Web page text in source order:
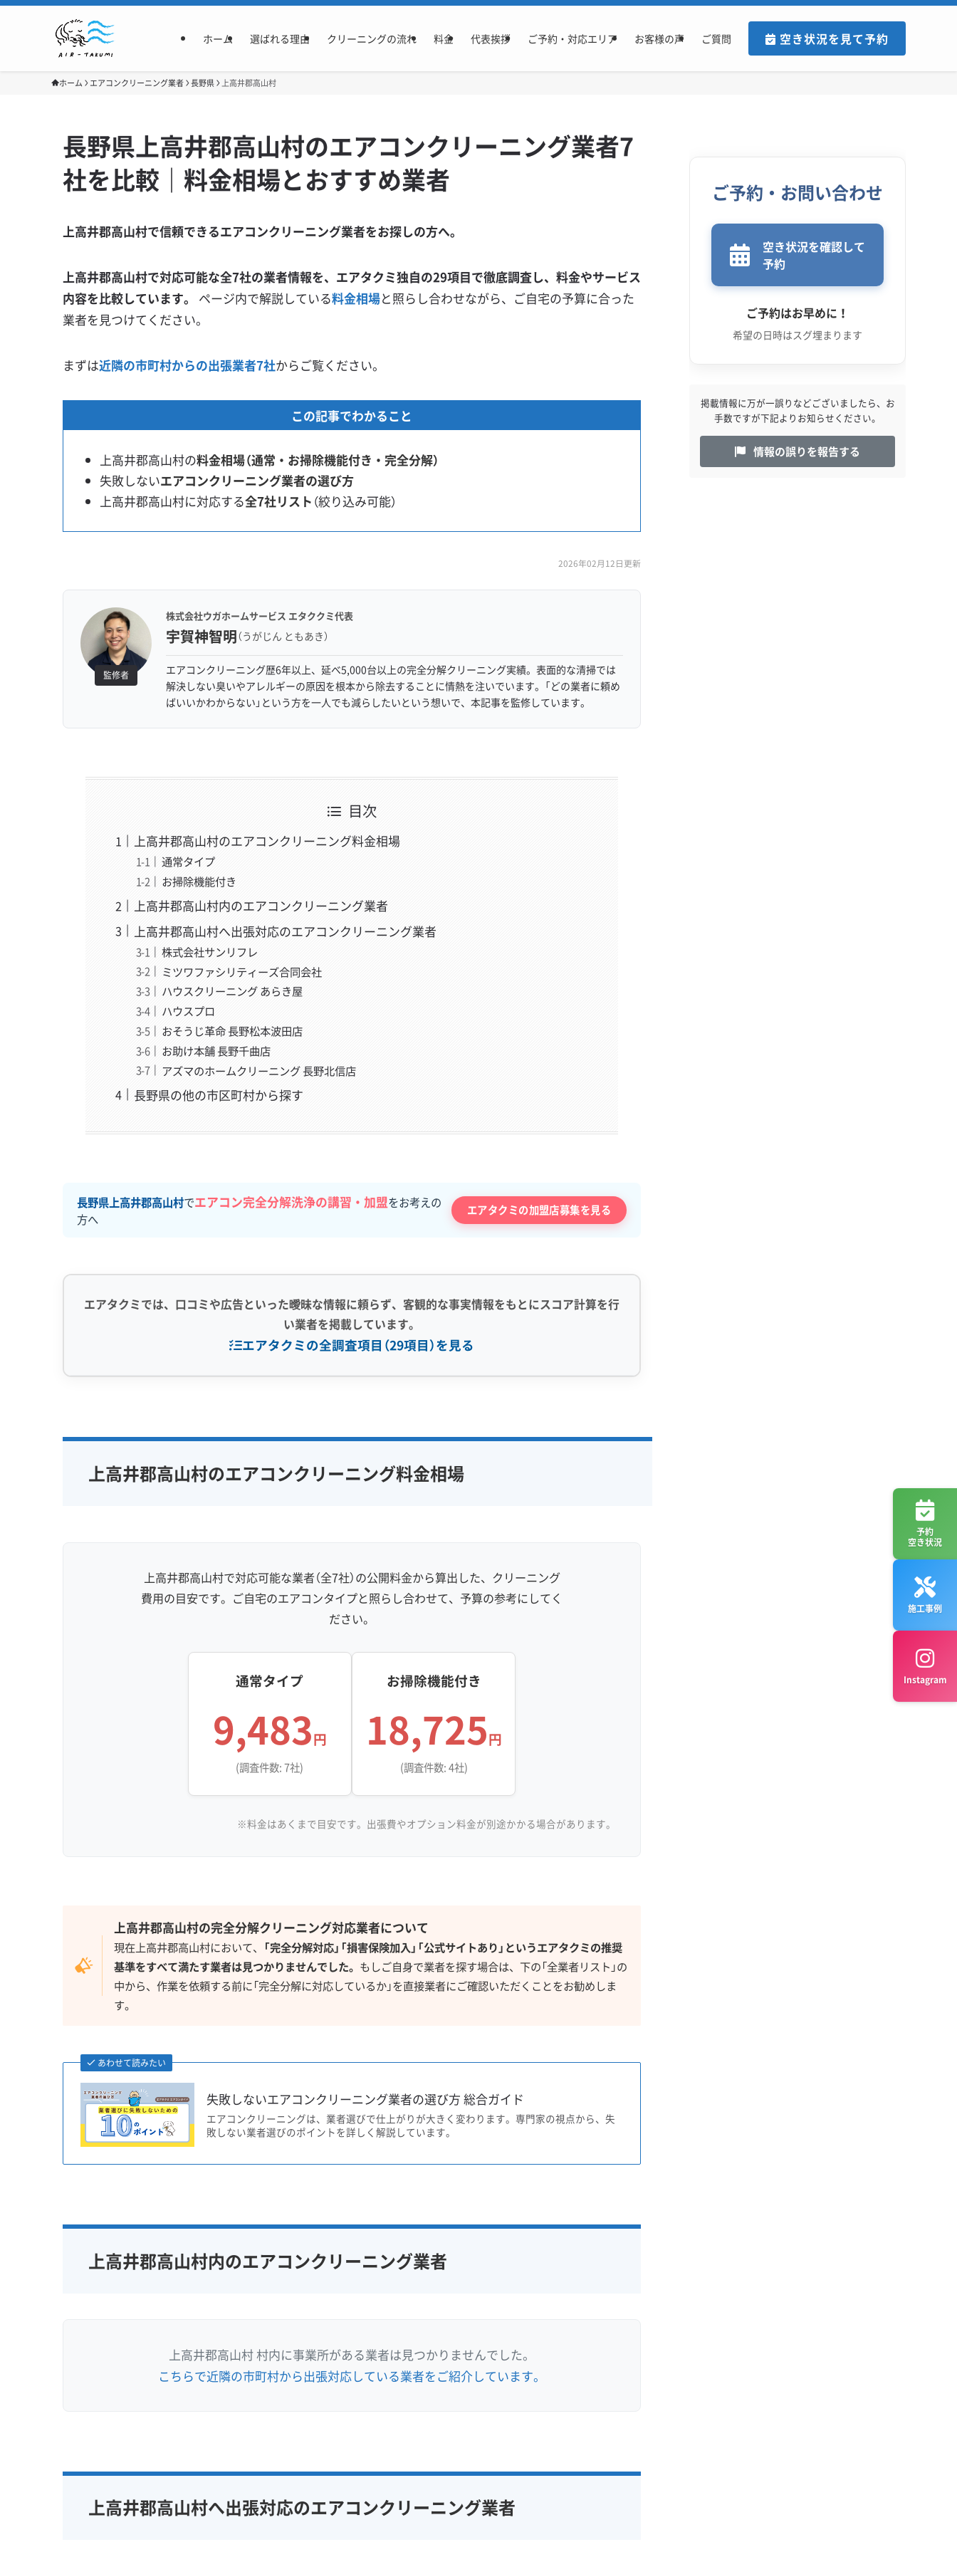
ホーム 選ばれる理由 クリーニングの流れ 料金 代表挨拶 ご予約・対応エリア お客様の声 ご質問 空き状況を見て予約
ホーム エアコンクリーニング業者 長野県 上高井郡高山村
長野県上高井郡高山村のエアコンクリーニング業者7
社を比較｜料金相場とおすすめ業者
上高井郡高山村で信頼できるエアコンクリーニング業者をお探しの方へ。
上高井郡高山村で対応可能な全7社の業者情報を、エアタクミ独自の29項目で徹底調査し、料金やサービス
内容を比較しています。
ページ内で解説している料金相場と照らし合わせながら、ご自宅の予算に合った
業者を見つけてください。
まずは近隣の市町村からの出張業者7社からご覧ください。
この記事でわかること
上高井郡高山村の料金相場（通常・お掃除機能付き・完全分解）
失敗しないエアコンクリーニング業者の選び方
上高井郡高山村に対応する全7社リスト （絞り込み可能）
2026年02月12日更新
監修者
株式会社ウガホームサービス エタククミ代表
宇賀神智明（うがじん ともあき）
エアコンクリーニング歴6年以上、延べ5,000台以上の完全分解クリーニング実績。表面的な清掃では
解決しない臭いやアレルギーの原因を根本から除去することに情熱を注いでいます。「どの業者に頼め
ばいいかわからない」という方を一人でも減らしたいという想いで、本記事を監修しています。
目次
上高井郡高山村のエアコンクリーニング料金相場
通常タイプ
お掃除機能付き
上高井郡高山村内のエアコンクリーニング業者
上高井郡高山村へ出張対応のエアコンクリーニング業者
株式会社サンリフレ
ミツワファシリティーズ合同会社
ハウスクリーニング あらき屋
ハウスプロ
おそうじ革命 長野松本波田店
お助け本舗 長野千曲店
アズマのホームクリーニング 長野北信店
長野県の他の市区町村から探す
長野県上高井郡高山村でエアコン完全分解洗浄の講習・加盟をお考えの
方へ
エアタクミの加盟店募集を見る
エアタクミでは、口コミや広告といった曖昧な情報に頼らず、客観的な事実情報をもとにスコア計算を行
い業者を掲載しています。
エアタクミの全調査項目（29項目）を見る
完全分解洗浄
部分クリーニング
家庭用エアコン
業務用エアコン
保証付き
アフターフォロー
アレルギー対策
ハウスダスト除去
定額料金 複数台割引
初回割引
即日対応可能
※項目にカーソルを合わせると詳細な説明が表示されます。
上高井郡高山村のエアコンクリーニング料金相場
上高井郡高山村で対応可能な業者（全7社）の公開料金から算出した、クリーニング
費用の目安です。ご自宅のエアコンタイプと照らし合わせて、予算の参考にしてく
ださい。
通常タイプ
9,483円
(調査件数: 7社)
お掃除機能付き
18,725円
(調査件数: 4社)
※料金はあくまで目安です。出張費やオプション料金が別途かかる場合があります。
上高井郡高山村の完全分解クリーニング対応業者について
現在上高井郡高山村において、 「完全分解対応」「損害保険加入」「公式サイトあり」というエアタクミの推奨
基準をすべて満たす業者は見つかりませんでした。 もしご自身で業者を探す場合は、下の「全業者リスト」の
中から、作業を依頼する前に「完全分解に対応しているか」を直接業者にご確認いただくことをお勧めしま
す。
あわせて読みたい
失敗しないエアコンクリーニング業者の選び方 総合ガイド
エアコンクリーニングは、業者選びで仕上がりが大きく変わります。専門家の視点から、失
敗しない業者選びのポイントを詳しく解説しています。
上高井郡高山村内のエアコンクリーニング業者
上高井郡高山村 村内に事業所がある業者は見つかりませんでした。
こちらで近隣の市町村から出張対応している業者をご紹介しています。
上高井郡高山村へ出張対応のエアコンクリーニング業者
ご予約・お問い合わせ
空き状況を確認して
予約
ご予約はお早めに！
希望の日時はスグ埋まります
掲載情報に万が一誤りなどございましたら、お
手数ですが下記よりお知らせください。
情報の誤りを報告する
予約
空き状況
施工事例
Instagram